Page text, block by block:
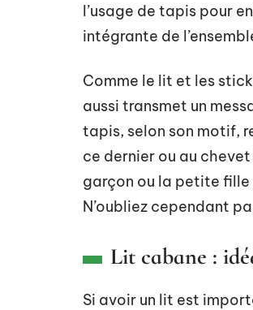
l’usage de tapis pour
intégrante de
Comme le lit et les
aussi transmet un
tapis, selon son motif,
ce dernier ou au
garçon ou la petite fille
N’oubliez cependant
Lit cabane :
Si avoir un lit est